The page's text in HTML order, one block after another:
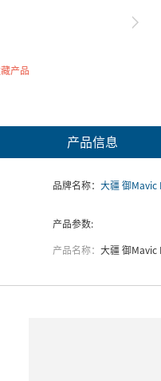
产品
产品信息
品牌名称： 大疆 御Mavic
产品参数:
产品名称： 大疆 御Mavic